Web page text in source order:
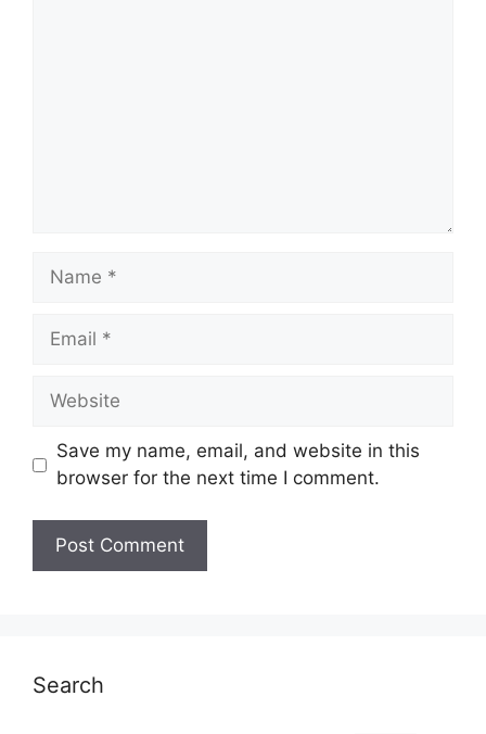
Name
Email
Website
Save my name, email, and website in this
browser for the next time I comment.
Search